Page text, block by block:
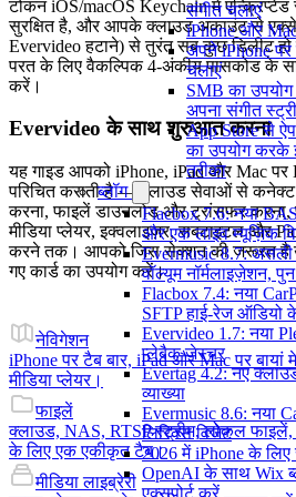
संगीत चलाएं
iPhone और
अपने iPhone
चलाएं
SMB का
अपना संगीत
App Store से ऐप
का उपयोग करके
तरीका
ब्लॉग
Flacbox 7.6: नया
और एक लाइव म्यूज़िक
Evermusic 8.7:
वॉल्यूम नॉर्मलाइज़ेशन,
Flacbox 7.4: नया
SFTP हाई-रेज ऑडियो
Evervideo 1.7: नया
प्लेबैक जेस्चर
Evertag 4.2: नए
व्याख्या
Evermusic 8.6: नया
लिरिक्स विजेट
2026 में iPhone के लिए
OpenAI के साथ Wix
एक्सपोर्ट करें
टोकन iOS/macOS Keychain में
सुरक्षित है, और आपके क्लाउड अकाउंट से
Evervideo हटाने) से तुरंत सब कुछ डिलीट हो
परत के लिए वैकल्पिक 4-अंकीय पासकोड के
करें।
Evervideo के साथ शुरुआत करना
यह गाइड आपको iPhone, iPad और Mac
परिचित कराती है — क्लाउड सेवाओं से कनेक्ट
करना, फाइलें डाउनलोड और ट्रांसफर
मीडिया प्लेयर, इक्वलाइज़र, सबटाइटल और
करने तक। आपको जिस सेक्शन की जरूरत है
गए कार्ड का उपयोग करें।
नेविगेशन
iPhone पर टैब बार, iPad और Mac पर बायां
मीडिया प्लेयर।
फाइलें
क्लाउड, NAS, RTSP स्ट्रीम, लोकल
के लिए एक एकीकृत टैब।
मीडिया लाइब्रेरी